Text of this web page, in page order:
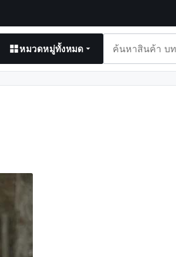
หมวดหมู่ทั้งหมด
และ
บทความ